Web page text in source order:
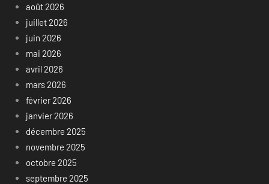
août 2026
juillet 2026
juin 2026
mai 2026
avril 2026
mars 2026
février 2026
janvier 2026
décembre 2025
novembre 2025
octobre 2025
septembre 2025